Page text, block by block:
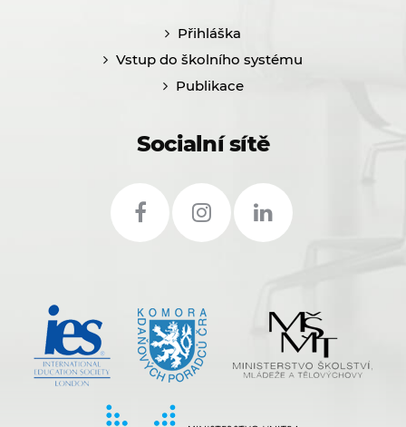
Přihláška
Vstup do školního systému
Publikace
Socialní sítě